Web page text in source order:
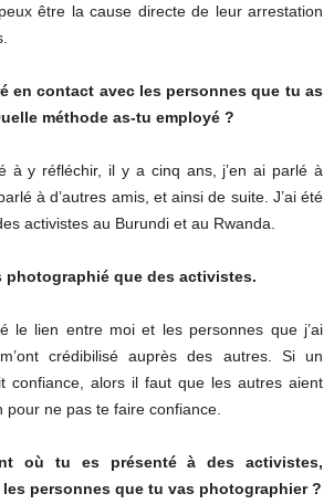
être la cause directe de leur arrestation
en contact avec les personnes que tu as
méthode as-tu employé ?
à y réfléchir, il y a cinq ans, j’en ai parlé à
à d’autres amis, et ainsi de suite. J’ai été
activistes au Burundi et au Rwanda.
photographié que des activistes.
le lien entre moi et les personnes que j’ai
crédibilisé auprès des autres. Si un
confiance, alors il faut que les autres aient
pour ne pas te faire confiance.
où tu es présenté à des activistes,
personnes que tu vas photographier ?